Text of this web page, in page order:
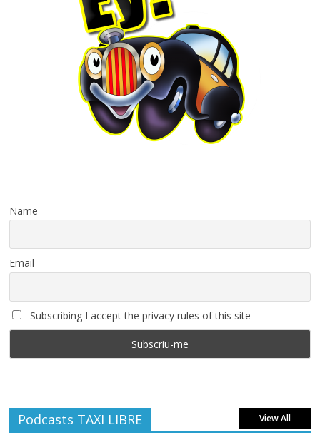
Name
Email
Subscribing I accept the privacy rules of this site
Podcasts TAXI LIBRE View All